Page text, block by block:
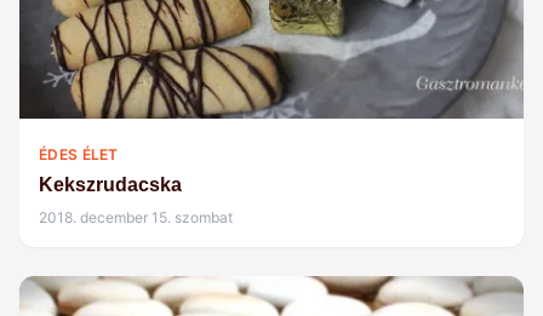
ÉDES ÉLET
Kekszrudacska
2018. december 15. szombat